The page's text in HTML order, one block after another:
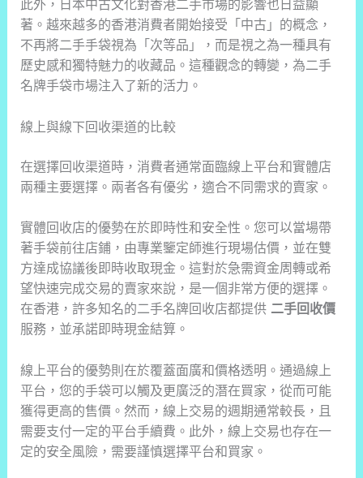
此外，日本中古文化對香港二手市場的影響也日益顯
著。越來越多的香港消費者開始接受「中古」的概念，
不再將二手手袋視為「次等品」，而是視之為一種具有
歷史感和獨特魅力的收藏品。這種觀念的轉變，為二手
名牌手袋市場注入了新的活力。
線上與線下回收渠道的比較
在選擇回收渠道時，消費者通常面臨線上平台和實體店
兩種主要選擇。兩者各有優劣，適合不同需求的賣家。
實體回收店的優勢在於即時性和安全性。您可以當場帶
著手袋前往店鋪，由專業鑒定師進行現場估價，並在雙
方達成協議後即時收取現金。這對於急需資金周轉或希
望快速完成交易的賣家來說，是一個非常方便的選擇。
在香港，許多知名的二手名牌回收店都提供 二手回收價
服務，並承諾即時現金結算。
線上平台的優勢則在於覆蓋面廣和價格透明。通過線上
平台，您的手袋可以觸及更廣泛的潛在買家，從而可能
獲得更高的售價。然而，線上交易的週期通常較長，且
需要支付一定的平台手續費。此外，線上交易也存在一
定的安全風險，需要謹慎選擇平台和買家。